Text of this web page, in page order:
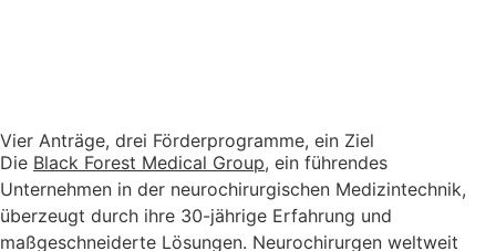
Vier Anträge, drei Förderprogramme, ein Ziel
Die Black Forest Medical Group, ein führendes
Unternehmen in der neurochirurgischen Medizintechnik,
überzeugt durch ihre 30-jährige Erfahrung und
maßgeschneiderte Lösungen. Neurochirurgen weltweit